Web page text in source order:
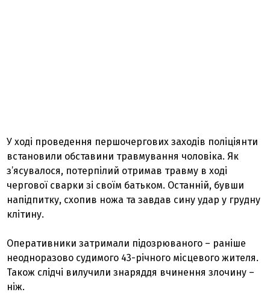
У ході проведення першочергових заходів поліціянти
встановили обставини травмування чоловіка. Як
з’ясувалося, потерпілий отримав травму в ході
чергової сварки зі своїм батьком. Останній, бувши
напідпитку, схопив ножа та завдав сину удар у грудну
клітину.
Оперативники затримали підозрюваного – раніше
неодноразово судимого 43-річного місцевого жителя.
Також слідчі вилучили знаряддя вчинення злочину –
ніж.